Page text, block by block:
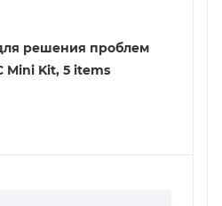
решения проблем
Mini Kit, 5 items